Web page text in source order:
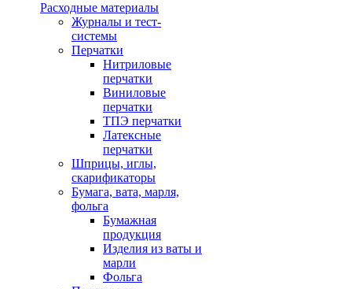
Расходные материалы
Журналы и тест-
системы
Перчатки
Нитриловые
перчатки
Виниловые
перчатки
ТПЭ перчатки
Латексные
перчатки
Шприцы, иглы,
скарификаторы
Бумага, вата, марля,
фольга
Бумажная
продукция
Изделия из ваты и
марли
Фольга